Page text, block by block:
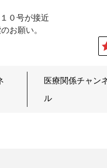
０号が接近
お願い。
医療関係チャン
ル